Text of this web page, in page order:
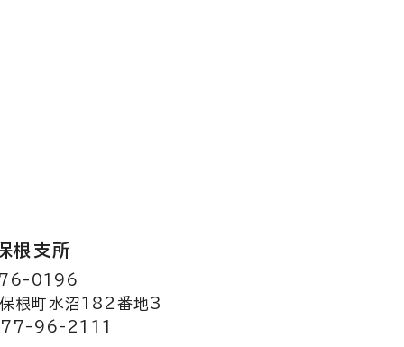
根支所
0196
根町水沼182番地3
96-2111